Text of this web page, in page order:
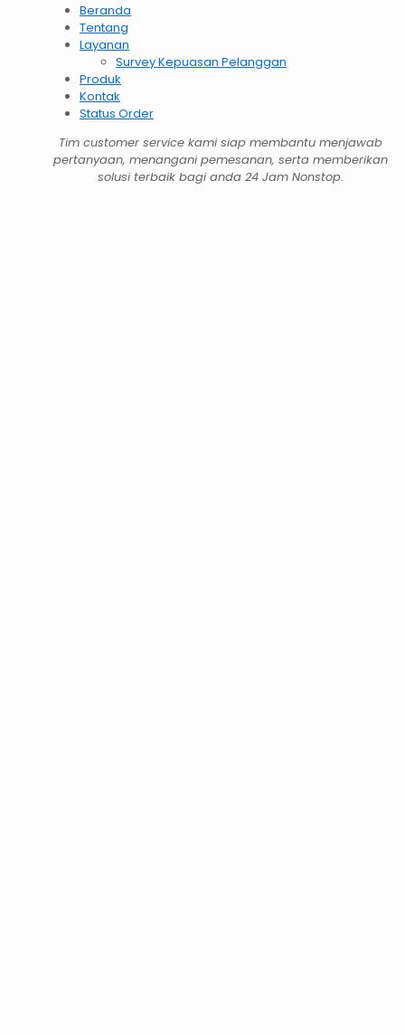
Beranda
Tentang
Layanan
Survey Kepuasan Pelanggan
Produk
Kontak
Status Order
Tim customer service kami siap membantu menjawab
pertanyaan, menangani pemesanan, serta memberikan
solusi terbaik bagi anda 24 Jam Nonstop.